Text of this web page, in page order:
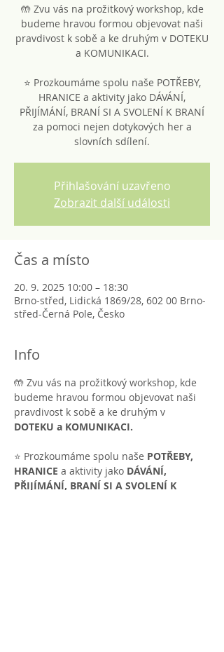
🤲 Zvu vás na prožitkový workshop, kde
budeme hravou formou objevovat naši
pravdivost k sobě a ke druhým v DOTEKU
a KOMUNIKACI.
⭐ Prozkoumáme spolu naše POTŘEBY,
HRANICE a aktivity jako DÁVÁNÍ,
PŘIJÍMÁNÍ, BRANÍ SI A SVOLENÍ K BRANÍ
za pomoci nejen dotykových her a
slovních sdílení.
Přihlašování uzavřeno
Zobrazit další události
Čas a místo
20. 9. 2025 10:00 – 18:30
Brno-střed, Lidická 1869/28, 602 00 Brno-
střed-Černá Pole, Česko
Info
🤲 Zvu vás na prožitkový workshop, kde
budeme hravou formou objevovat naši
pravdivost k sobě a ke druhým v
DOTEKU a KOMUNIKACI.
⭐ Prozkoumáme spolu naše POTŘEBY,
HRANICE a aktivity jako DÁVÁNÍ,
PŘIJÍMÁNÍ, BRANÍ SI A SVOLENÍ K